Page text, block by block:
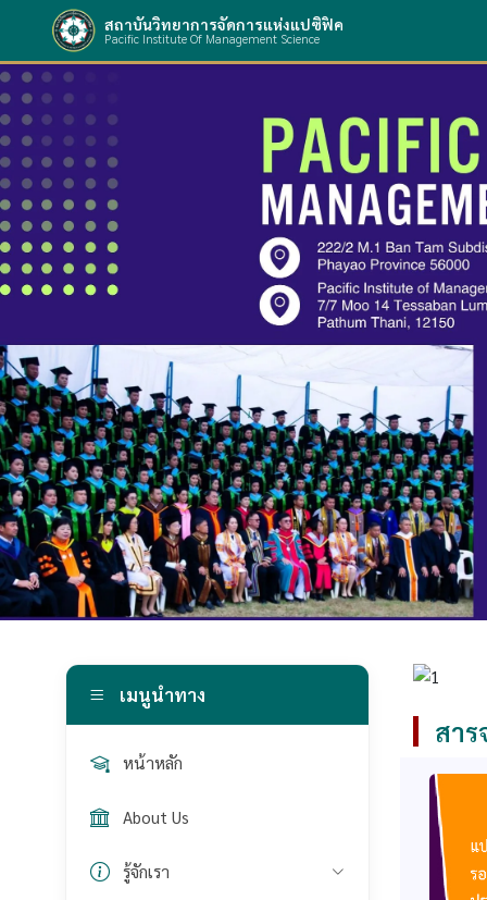
สถาบันวิทยาการจัดการแห่งแปซิฟิค
Pacific Institute Of Management Science
เมนูนำทาง
หน้าหลัก
About Us
รู้จักเรา
สา